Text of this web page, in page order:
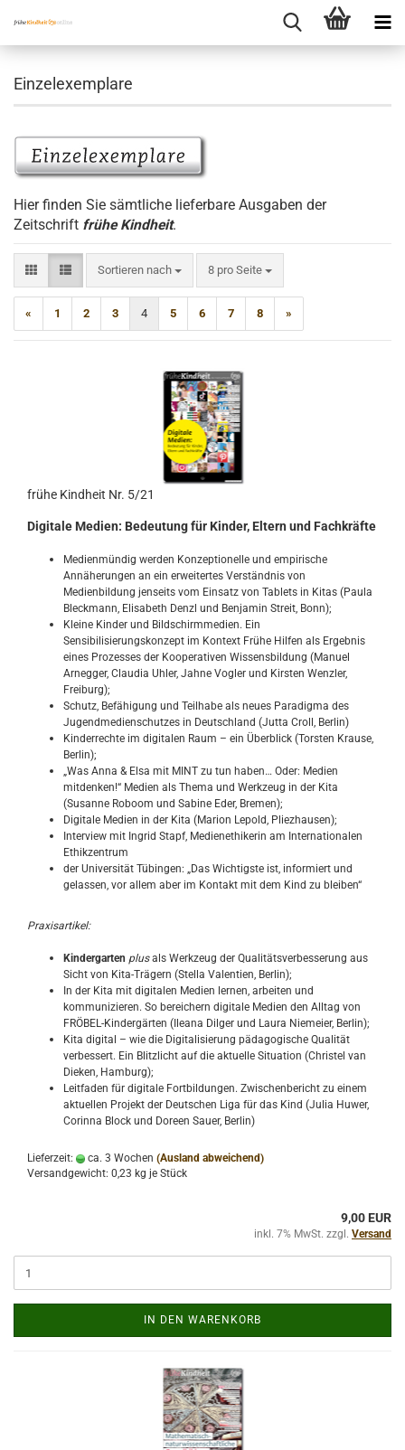
Einzelexemplare
Hier finden Sie sämtliche lieferbare Ausgaben der
Zeitschrift frühe Kindheit.
Sortieren nach
Sortieren nach 8 pro Seite
pro Seite
« 1 2 3 4 5 6 7 8 »
frühe Kindheit Nr. 5/21
Digitale Medien: Bedeutung für Kinder, Eltern und Fachkräfte
Medienmündig werden Konzeptionelle und empirische
Annäherungen an ein erweitertes Verständnis von
Medienbildung jenseits vom Einsatz von Tablets in Kitas (Paula
Bleckmann, Elisabeth Denzl und Benjamin Streit, Bonn);
Kleine Kinder und Bildschirmmedien. Ein
Sensibilisierungskonzept im Kontext Frühe Hilfen als Ergebnis
eines Prozesses der Kooperativen Wissensbildung (Manuel
Arnegger, Claudia Uhler, Jahne Vogler und Kirsten Wenzler,
Freiburg);
Schutz, Befähigung und Teilhabe als neues Paradigma des
Jugendmedienschutzes in Deutschland (Jutta Croll, Berlin)
Kinderrechte im digitalen Raum – ein Überblick (Torsten Krause,
Berlin);
„Was Anna & Elsa mit MINT zu tun haben… Oder: Medien
mitdenken!“ Medien als Thema und Werkzeug in der Kita
(Susanne Roboom und Sabine Eder, Bremen);
Digitale Medien in der Kita (Marion Lepold, Pliezhausen);
Interview mit Ingrid Stapf, Medienethikerin am Internationalen
Ethikzentrum
der Universität Tübingen: „Das Wichtigste ist, informiert und
gelassen, vor allem aber im Kontakt mit dem Kind zu bleiben“
Praxisartikel:
Kindergarten plusals Werkzeug der Qualitätsverbesserung aus
Sicht von Kita-Trägern (Stella Valentien, Berlin);
In der Kita mit digitalen Medien lernen, arbeiten und
kommunizieren. So bereichern digitale Medien den Alltag von
FRÖBEL-Kindergärten (Ileana Dilger und Laura Niemeier, Berlin);
Kita digital – wie die Digitalisierung pädagogische Qualität
verbessert. Ein Blitzlicht auf die aktuelle Situation (Christel van
Dieken, Hamburg);
Leitfaden für digitale Fortbildungen. Zwischenbericht zu einem
aktuellen Projekt der Deutschen Liga für das Kind (Julia Huwer,
Corinna Block und Doreen Sauer, Berlin)
Lieferzeit: ca. 3 Wochen (Ausland abweichend)
Versandgewicht: 0,23 kg je Stück
9,00 EUR
inkl. 7% MwSt. zzgl. Versand
IN DEN WARENKORB